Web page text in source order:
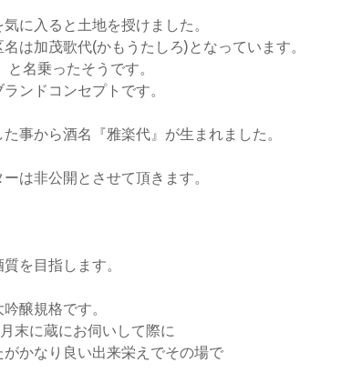
に入ると土地を授けました。
は加茂歌代(かもうたしろ)となっています。
名乗ったそうです。
ンドコンセプトです。
事から酒名『雅楽代』が生まれました。
は非公開とさせて頂きます。
を目指します。
醸規格です。
末に蔵にお伺いして際に
かなり良い出来栄えでその場で